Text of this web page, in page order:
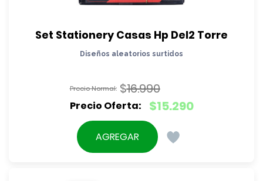
Set Stationery Casas Hp Del2 Torre
Diseños aleatorios surtidos
$16.990
El
precio
original
$15.290
El
precio
actual
AGREGAR